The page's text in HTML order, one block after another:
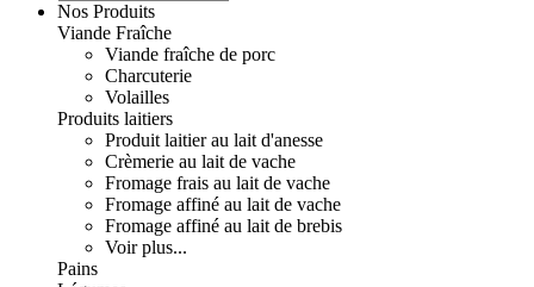
Nos Produits
Viande Fraîche
Viande fraîche de porc
Charcuterie
Volailles
Produits laitiers
Produit laitier au lait d'anesse
Crèmerie au lait de vache
Fromage frais au lait de vache
Fromage affiné au lait de vache
Fromage affiné au lait de brebis
Voir plus...
Pains